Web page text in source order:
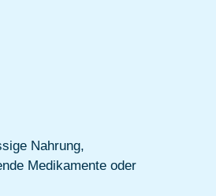
Nahrung,
Medikamente oder